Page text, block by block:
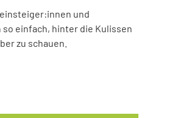
und
einfach, hinter die Kulissen
zu schauen.